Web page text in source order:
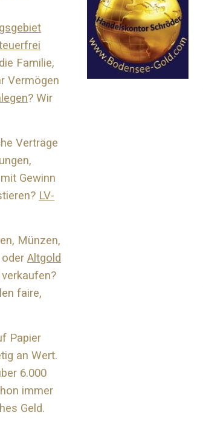
Familie,
Vermögen
? Wir
Verträge
Gewinn
LV-
Münzen,
oderAltgold
faire,
Papier
an Wert.
6.000
immer
Geld.